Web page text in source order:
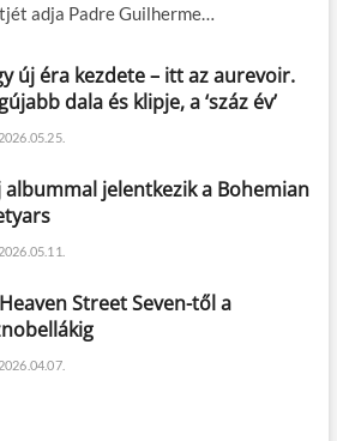
adja Padre Guilherme…
új éra kezdete – itt az aurevoir.
dala és klipje, a ‘száz év’
2026.05.25.
albummal jelentkezik a Bohemian
2026.05.11.
Street Seven-től a
2026.04.07.